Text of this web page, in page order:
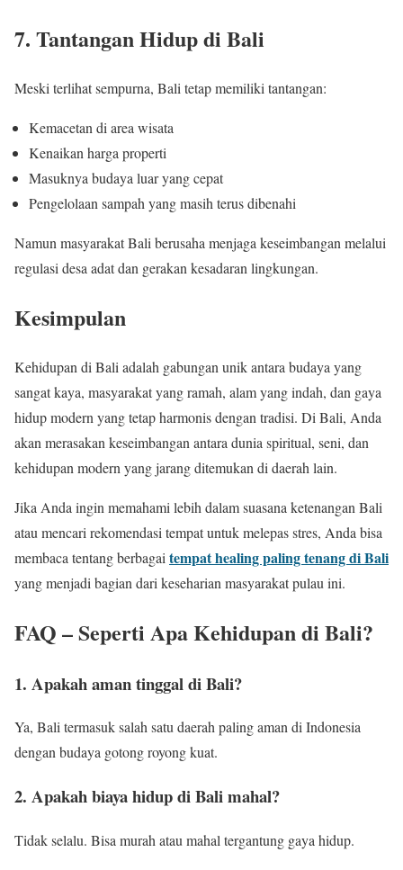
7. Tantangan Hidup di Bali
Meski terlihat sempurna, Bali tetap memiliki tantangan:
Kemacetan di area wisata
Kenaikan harga properti
Masuknya budaya luar yang cepat
Pengelolaan sampah yang masih terus dibenahi
Namun masyarakat Bali berusaha menjaga keseimbangan melalui
regulasi desa adat dan gerakan kesadaran lingkungan.
Kesimpulan
Kehidupan di Bali adalah gabungan unik antara budaya yang
sangat kaya, masyarakat yang ramah, alam yang indah, dan gaya
hidup modern yang tetap harmonis dengan tradisi. Di Bali, Anda
akan merasakan keseimbangan antara dunia spiritual, seni, dan
kehidupan modern yang jarang ditemukan di daerah lain.
Jika Anda ingin memahami lebih dalam suasana ketenangan Bali
atau mencari rekomendasi tempat untuk melepas stres, Anda bisa
membaca tentang berbagai tempat healing paling tenang di Bali
yang menjadi bagian dari keseharian masyarakat pulau ini.
FAQ – Seperti Apa Kehidupan di Bali?
1. Apakah aman tinggal di Bali?
Ya, Bali termasuk salah satu daerah paling aman di Indonesia
dengan budaya gotong royong kuat.
2. Apakah biaya hidup di Bali mahal?
Tidak selalu. Bisa murah atau mahal tergantung gaya hidup.